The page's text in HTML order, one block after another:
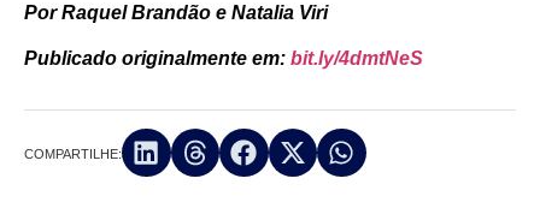
Por Raquel Brandão e Natalia Viri
Publicado originalmente em: bit.ly/4dmtNeS
COMPARTILHE: